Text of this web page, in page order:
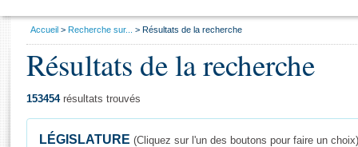
Général
Vous
Accueil Recherche sur... Résultats de la recherche
Résultats de la recherche
153454résultats trouvés
LÉGISLATURE (Cliquez sur l'un des boutons pour faire un choix)